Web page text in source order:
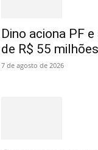
Dino aciona PF
de R$ 55
7 de agosto de 2026